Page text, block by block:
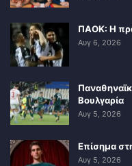
ΠΑΟΚ: Η
Αυγ 6, 2026
Βουλγαρία
Αυγ 5, 2026
Επίσημα
Αυγ 5, 2026